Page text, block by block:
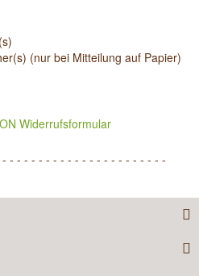
(nur bei Mitteilung auf Papier)
Widerrufsformular
- - - - - - - - - - - - - - - - - - - - - -